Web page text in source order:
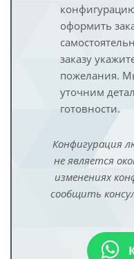
оформить
заказу
пожелания.
уточним
готовности.
Конфигурация
не является
изменениях
сообщить